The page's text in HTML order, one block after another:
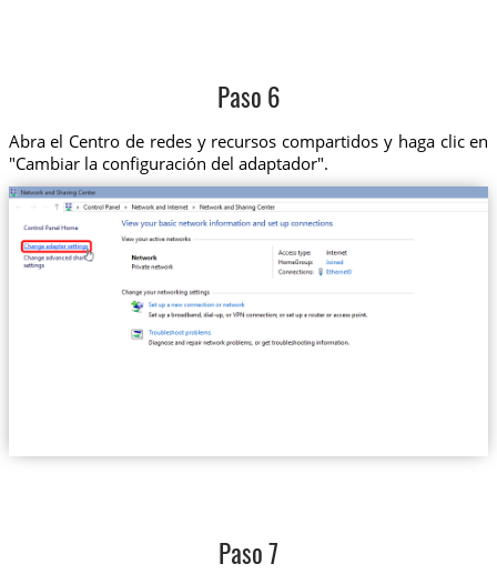
Paso 6
Abra el Centro de redes y recursos compartidos y haga clic en
"Cambiar la configuración del adaptador".
Paso 7